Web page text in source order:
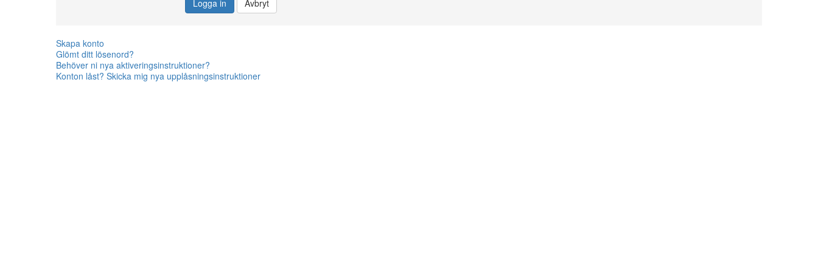
Logga in Avbryt
Skapa konto
Glömt ditt lösenord?
Behöver ni nya aktiveringsinstruktioner?
Konton låst? Skicka mig nya upplåsningsinstruktioner